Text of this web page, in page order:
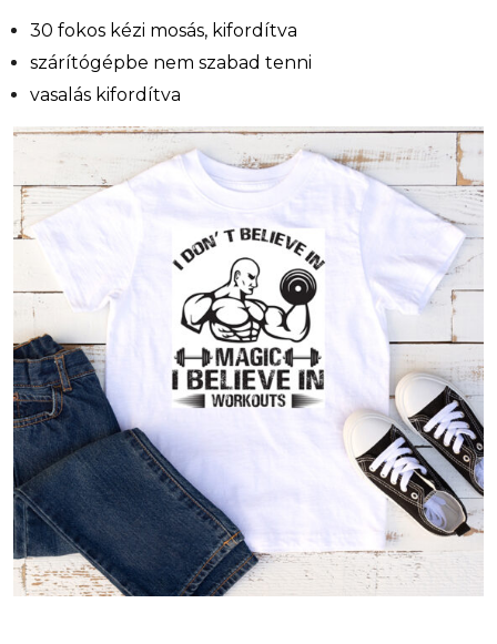
30 fokos kézi mosás, kifordítva
szárítógépbe nem szabad tenni
vasalás kifordítva